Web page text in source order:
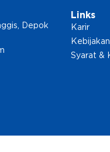
Depok
Links
Karir
Syarat &